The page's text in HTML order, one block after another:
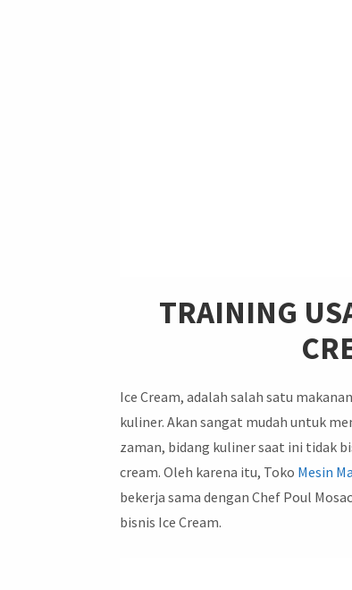
TRAINING
Ice Cream, adalah salah satu
kuliner. Akan sangat mudah untuk
zaman, bidang kuliner saat ini tidak
cream. Oleh karena itu, Toko Mesin
bekerja sama dengan Chef Poul
bisnis Ice Cream.